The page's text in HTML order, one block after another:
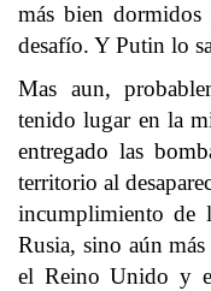
más bien dormidos
desafío. Y Putin lo
Mas aun,
tenido lugar en la
entregado las
territorio al
incumplimiento de
Rusia, sino aún
el Reino Unido y